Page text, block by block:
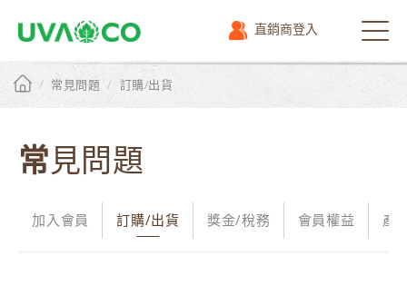
直銷商登入
選
單
/ 常見問題 / 訂購/出貨
常見問題
加入會員 訂購/出貨 獎金/稅務 會員權益 產